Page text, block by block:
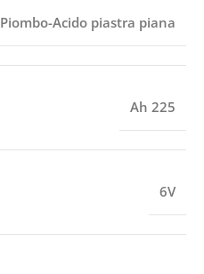
Piombo-Acido piastra piana
Ah 225
6V